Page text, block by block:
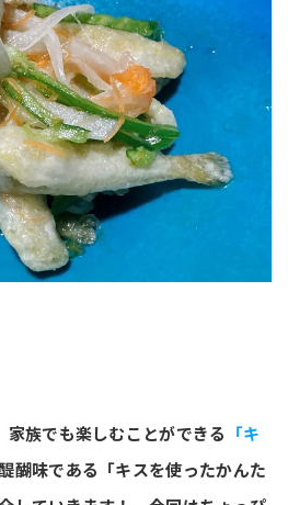
族でも楽しむことができる 「キ
醐味である「キスを使ったかんた